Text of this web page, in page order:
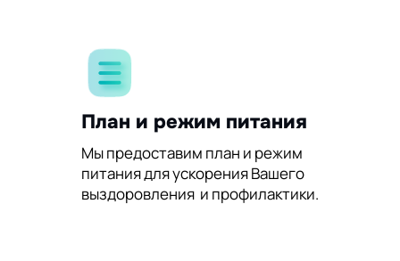
План и режим питания
Мы предоставим план и режим
питания для ускорения Вашего
выздоровления и профилактики.